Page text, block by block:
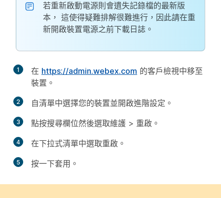
若重新啟動電源則會遺失記錄檔的最新版
本， 這使得疑難排解很難進行，因此請在重
新開啟裝置電源之前下載日誌。
1 在 https://admin.webex.com 的客戶檢視中移至
裝置 。
2 自清單中選擇您的裝置並開啟進階設定 。
3 點按搜尋欄位然後選取維護 > 重啟 。
4 在下拉式清單中選取重啟 。
5 按一下套用 。